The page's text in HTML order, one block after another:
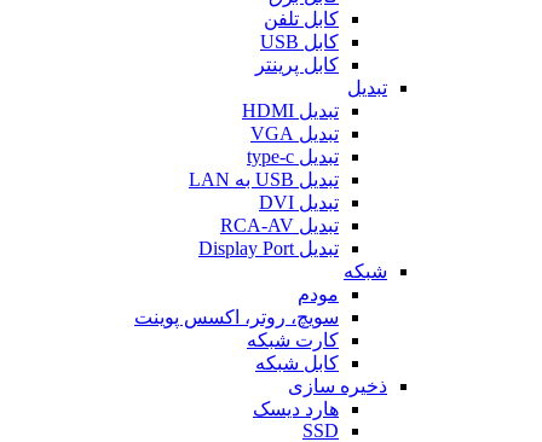
کابل تلفن
کابل USB
کابل پرینتر
تبدیل
تبدیل HDMI
تبدیل VGA
تبدیل type-c
تبدیل USB به LAN
تبدیل DVI
تبدیل RCA-AV
تبدیل Display Port
شبکه
مودم
سویچ، روتر، اکسس پوینت
کارت شبکه
کابل شبکه
ذخیره سازی
هارد دیسک
SSD